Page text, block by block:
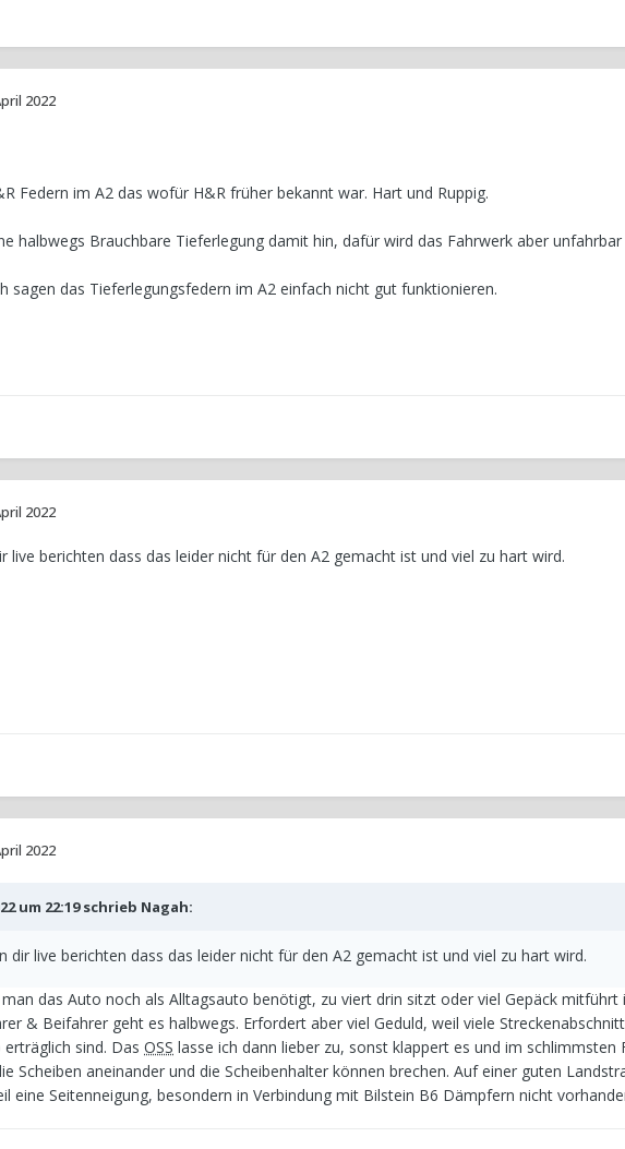
2022
Federn im A2 das wofür H&R früher bekannt war. Hart und Ruppig.
halbwegs Brauchbare Tieferlegung damit hin, dafür wird das Fahrwerk aber unfahrbar
sagen das Tieferlegungsfedern im A2 einfach nicht gut funktionieren.
2022
live berichten dass das leider nicht für den A2 gemacht ist und viel zu hart wird.
2022
um 22:19 schrieb Nagah:
dir live berichten dass das leider nicht für den A2 gemacht ist und viel zu hart wird.
man das Auto noch als Alltagsauto benötigt, zu viert drin sitzt oder viel Gepäck mitführt
& Beifahrer geht es halbwegs. Erfordert aber viel Geduld, weil viele
sind. Das OSS lasse ich dann lieber zu, sonst klappert es und im schlimmsten
Scheiben aneinander und die Scheibenhalter können brechen. Auf einer guten
eine Seitenneigung, besondern in Verbindung mit Bilstein B6 Dämpfern nicht